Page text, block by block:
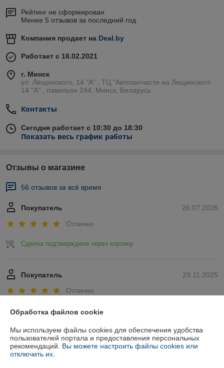
Рейтинг не сформирован
Менее 5 отзывов за последний год
Компания продает на Deal.by
Работает с 18.02.2021
г. Минск
ул. Лещинского, 14 "А" , ТЦ "Автозапчасти на Лещинcкого
14 "A" , павильон 244, Минск, Беларусь
Контакты
Сегодня работает с 10:30 до 18:30
Показать весь график работы
Отзывы о магазине
56 отзывов за всё время
26.07.2026
Покупатель
Отлично
Сделка подтверждена через корзину
29.11.2025
Покупатель
Отлично
Показать все отзывы
О нас
Обработка файлов cookie
Мы используем файлы cookies для обеспечения удобства
пользователей портала и предоставления персональных
рекомендаций. Вы можете настроить файлы cookies или
отключить их.